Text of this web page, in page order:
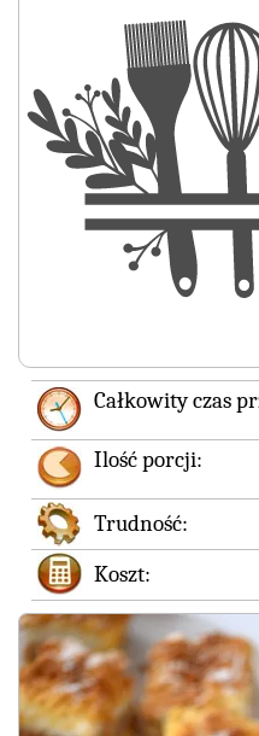
Całkowity czas
Ilość porcji:
Trudność:
Koszt: